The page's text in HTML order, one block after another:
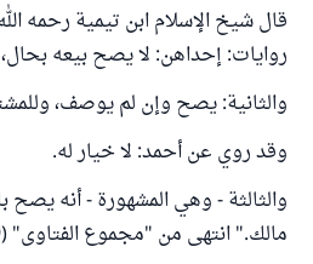
قال شيخ الإسلام ابن تيمية رحمه
روايات: إحداهن: لا يصح بيعه
والثانية: يصح وإن لم يوصف،
وقد روي عن أحمد: لا خيار له.
والثالثة - وهي المشهورة - أنه
مالك." انتهى من "مجموع الفتاوى" (29/ 25).